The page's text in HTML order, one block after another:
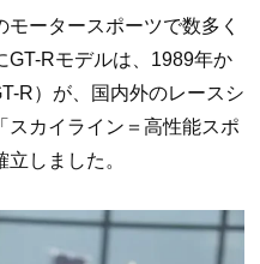
ータースポーツで数多く
GT-Rモデルは、1989年か
R）が、国内外のレースシ
スカイライン＝高性能スポ
しました。